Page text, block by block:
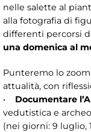
nelle salette al
alla fotografia di
differenti percorsi
una domenica al
Punteremo lo
attualità, con
• Documentare
vedutistica e
(nei giorni: 9 luglio,